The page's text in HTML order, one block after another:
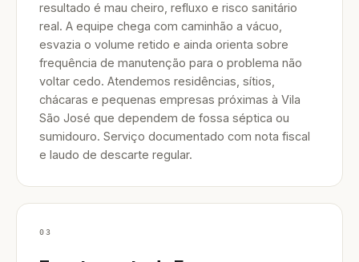
resultado é mau cheiro, refluxo e risco sanitário
real. A equipe chega com caminhão a vácuo,
esvazia o volume retido e ainda orienta sobre
frequência de manutenção para o problema não
voltar cedo. Atendemos residências, sítios,
chácaras e pequenas empresas próximas à Vila
São José que dependem de fossa séptica ou
sumidouro. Serviço documentado com nota fiscal
e laudo de descarte regular.
03